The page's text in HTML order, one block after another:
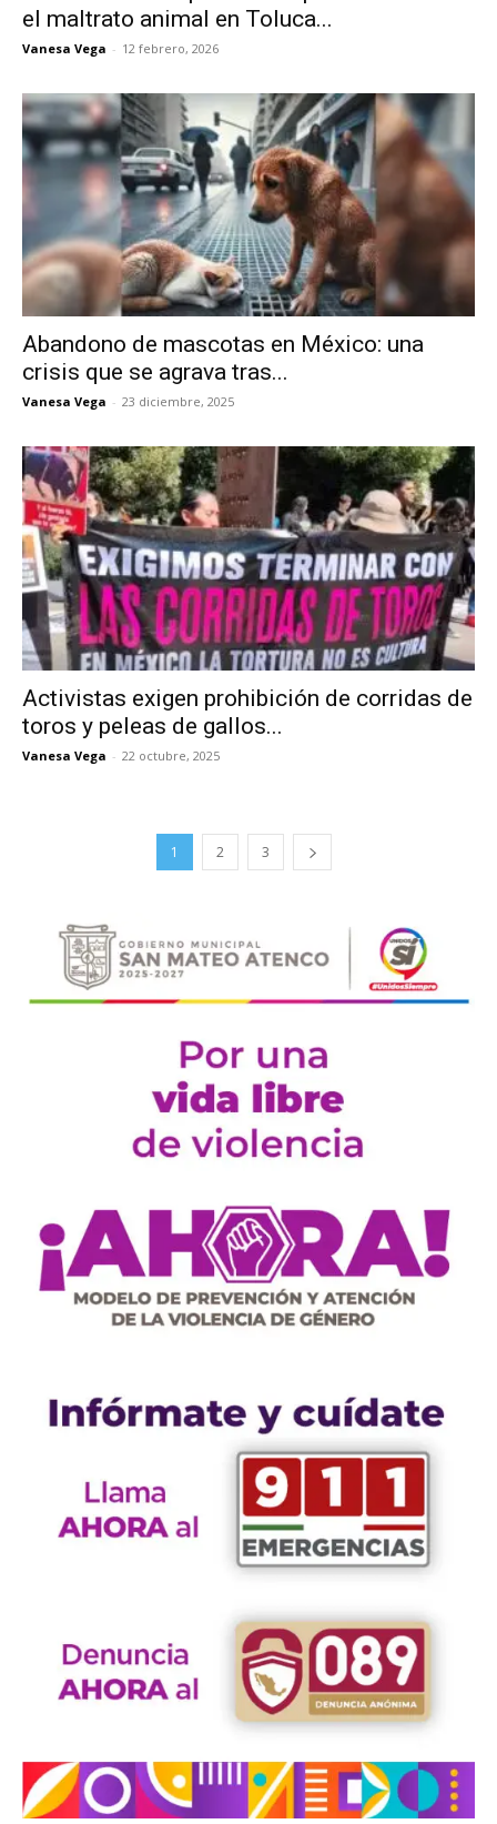
el maltrato animal en Toluca...
Vanesa Vega - 12 febrero, 2026
Abandono de mascotas en México: una
crisis que se agrava tras...
Vanesa Vega - 23 diciembre, 2025
Activistas exigen prohibición de corridas de
toros y peleas de gallos...
Vanesa Vega - 22 octubre, 2025
1 2 3